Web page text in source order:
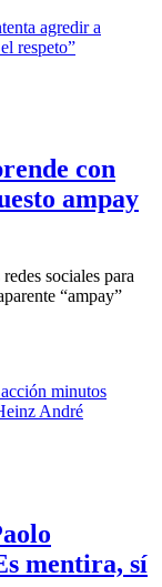
con
ampay
sociales para
“ampay”
mentira, sí